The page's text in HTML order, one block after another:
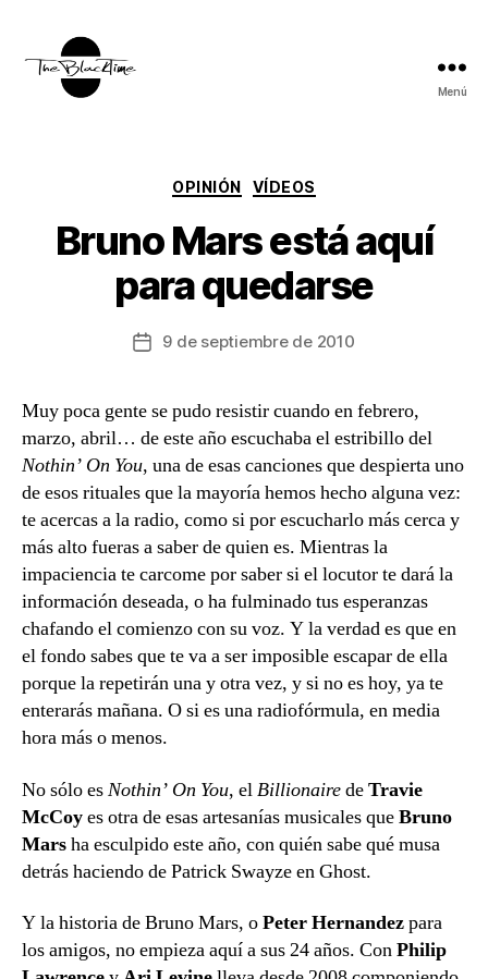
Menú
Categorías
OPINIÓN VÍDEOS
Bruno Mars está aquí
para quedarse
Fecha
entrada
9 de septiembre de 2010
Muy poca gente se pudo resistir cuando en febrero,
marzo, abril… de este año escuchaba el estribillo del
Nothin’ On You, una de esas canciones que despierta uno
de esos rituales que la mayoría hemos hecho alguna vez:
te acercas a la radio, como si por escucharlo más cerca y
más alto fueras a saber de quien es. Mientras la
impaciencia te carcome por saber si el locutor te dará la
información deseada, o ha fulminado tus esperanzas
chafando el comienzo con su voz. Y la verdad es que en
el fondo sabes que te va a ser imposible escapar de ella
porque la repetirán una y otra vez, y si no es hoy, ya te
enterarás mañana. O si es una radiofórmula, en media
hora más o menos.
No sólo esNothin’ On You, elBillionairedeTravie
McCoyes otra de esas artesanías musicales queBruno
Marsha esculpido este año, con quién sabe qué musa
detrás haciendo de Patrick Swayze en Ghost.
Y la historia de Bruno Mars, oPeter Hernandezpara
los amigos, no empieza aquí a sus 24 años. ConPhilip